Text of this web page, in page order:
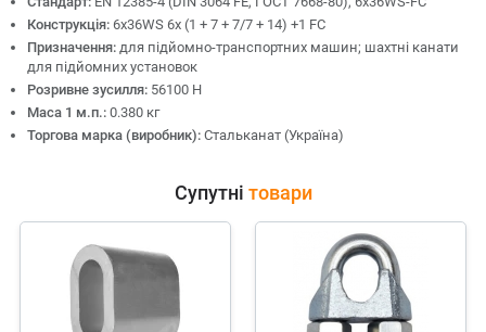
Конструкція: 6х36WS 6x (1 + 7 + 7/7 + 14) +1 FC
Призначення: для підйомно-транспортних машин; шахтні канати
для підйомних установок
Розривне зусилля: 56100 Н
Маса 1 м.п.: 0.380 кг
Торгова марка (виробник): Стальканат (Україна)
Супутні товари